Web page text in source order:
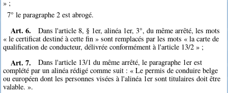
» ;
7° le paragraphe 2 est abrogé.
Art. 6.
Dans l'article 8, § 1er, alinéa 1er, 3°, du même arrêté, les mots
« le certificat destiné à cette fin » sont remplacés par les mots « la carte de
qualification de conducteur, délivrée conformément à l'article 13/2 » ;
Art. 7.
Dans l'article 13/1 du même arrêté, le paragraphe 1er est
complété par un alinéa rédigé comme suit : « Le permis de conduire belge
ou européen dont les personnes visées à l'alinéa 1er sont titulaires doit être
valable. ».